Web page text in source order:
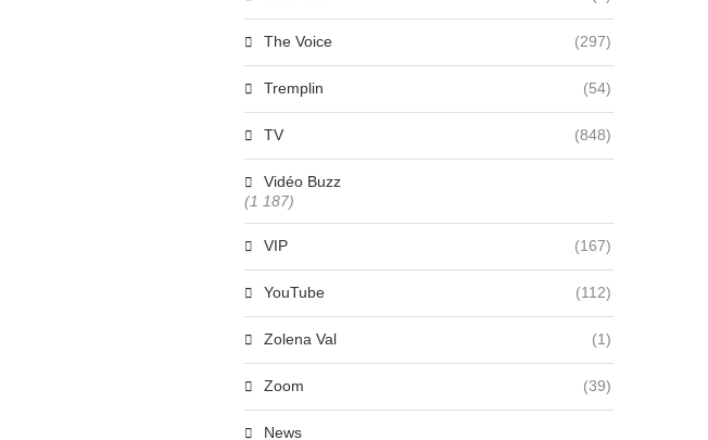
The Voice (297)
Tremplin (54)
TV (848)
Vidéo Buzz
(1 187)
VIP (167)
YouTube (112)
Zolena Val (1)
Zoom (39)
News